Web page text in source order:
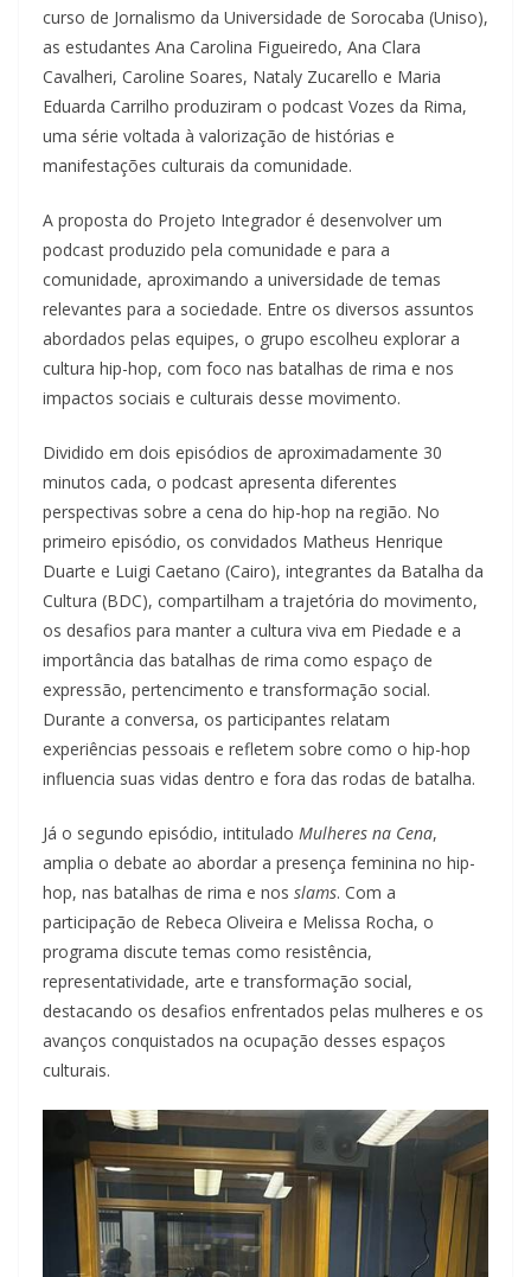
curso de Jornalismo da Universidade de Sorocaba (Uniso),
as estudantes Ana Carolina Figueiredo, Ana Clara
Cavalheri, Caroline Soares, Nataly Zucarello e Maria
Eduarda Carrilho produziram o podcast Vozes da Rima,
uma série voltada à valorização de histórias e
manifestações culturais da comunidade.
A proposta do Projeto Integrador é desenvolver um
podcast produzido pela comunidade e para a
comunidade, aproximando a universidade de temas
relevantes para a sociedade. Entre os diversos assuntos
abordados pelas equipes, o grupo escolheu explorar a
cultura hip-hop, com foco nas batalhas de rima e nos
impactos sociais e culturais desse movimento.
Dividido em dois episódios de aproximadamente 30
minutos cada, o podcast apresenta diferentes
perspectivas sobre a cena do hip-hop na região. No
primeiro episódio, os convidados Matheus Henrique
Duarte e Luigi Caetano (Cairo), integrantes da Batalha da
Cultura (BDC), compartilham a trajetória do movimento,
os desafios para manter a cultura viva em Piedade e a
importância das batalhas de rima como espaço de
expressão, pertencimento e transformação social.
Durante a conversa, os participantes relatam
experiências pessoais e refletem sobre como o hip-hop
influencia suas vidas dentro e fora das rodas de batalha.
Já o segundo episódio, intitulado Mulheres na Cena,
amplia o debate ao abordar a presença feminina no hip-
hop, nas batalhas de rima e nos slams. Com a
participação de Rebeca Oliveira e Melissa Rocha, o
programa discute temas como resistência,
representatividade, arte e transformação social,
destacando os desafios enfrentados pelas mulheres e os
avanços conquistados na ocupação desses espaços
culturais.